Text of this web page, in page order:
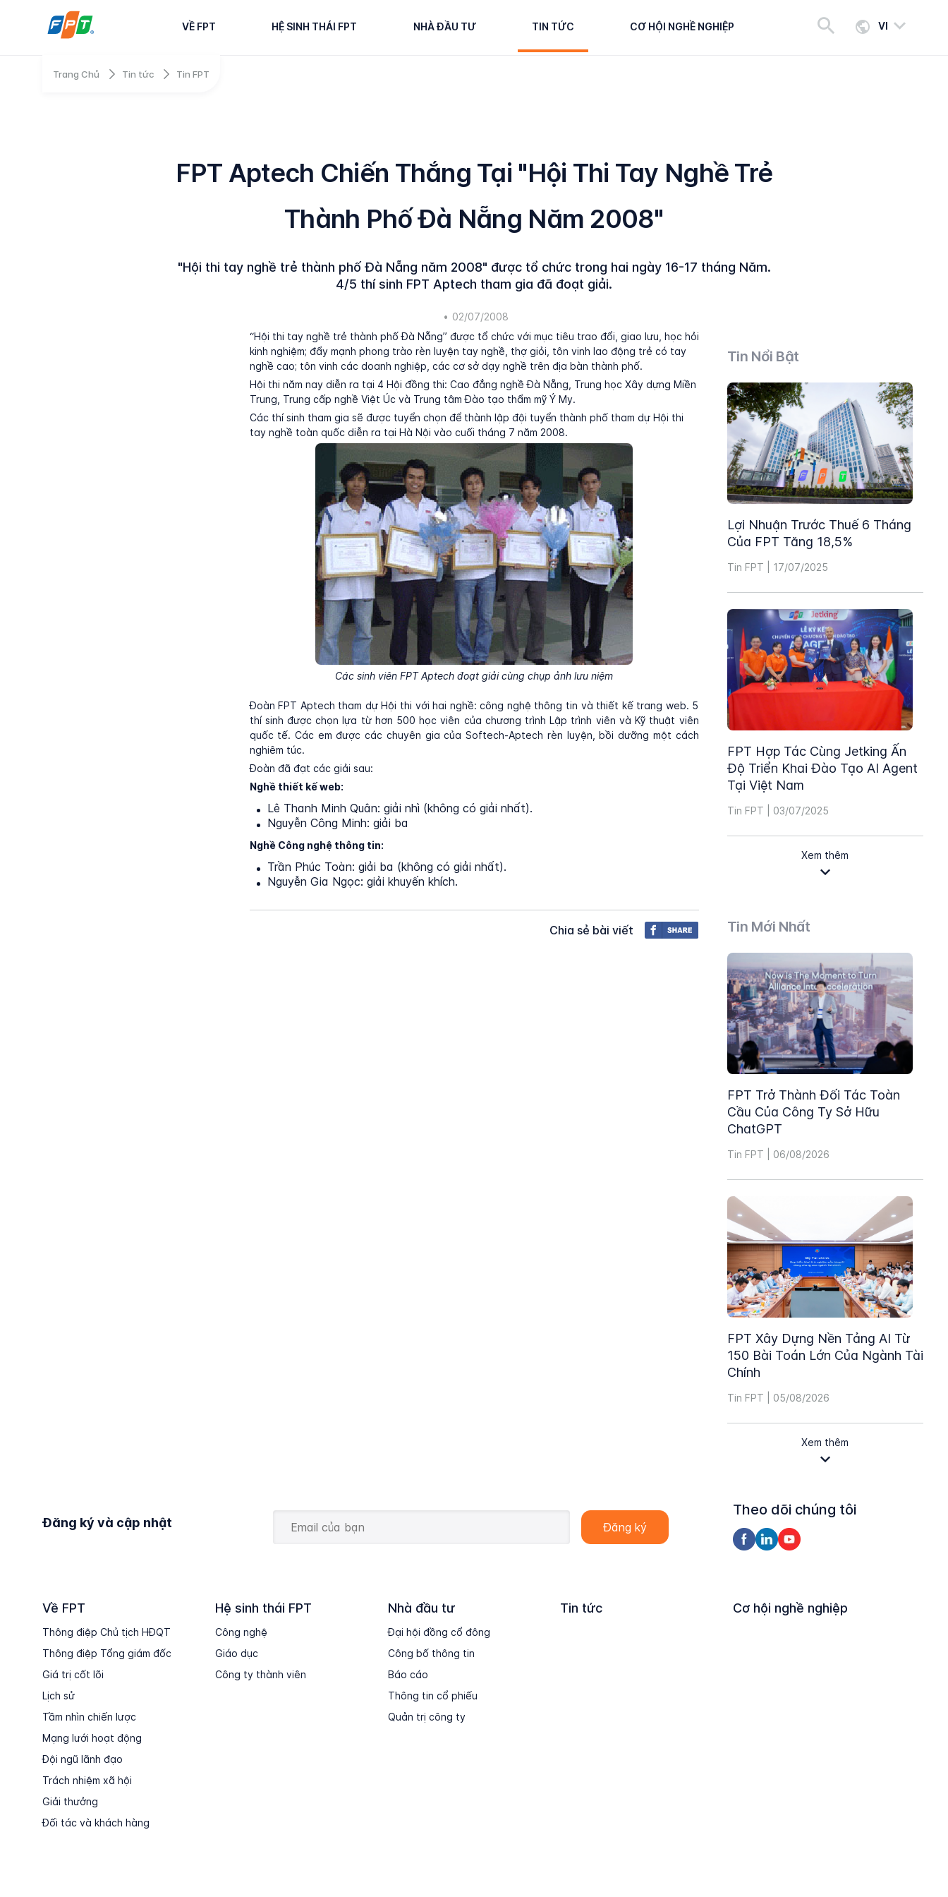
VỀ FPT HỆ SINH THÁI FPT NHÀ ĐẦU TƯ TIN TỨC CƠ HỘI NGHỀ NGHIỆP VI
Trang Chủ Tin tức Tin FPT
FPT Aptech Chiến Thắng Tại "Hội Thi Tay Nghề Trẻ
Thành Phố Đà Nẵng Năm 2008"
"Hội thi tay nghề trẻ thành phố Đà Nẵng năm 2008" được tổ chức trong hai ngày 16-17 tháng Năm.
4/5 thí sinh FPT Aptech tham gia đã đoạt giải.
• 02/07/2008
“Hội thi tay nghề trẻ thành phố Đà Nẵng” được tổ chức với mục tiêu trao đổi, giao lưu, học hỏi
kinh nghiệm; đẩy mạnh phong trào rèn luyện tay nghề, thợ giỏi, tôn vinh lao động trẻ có tay
nghề cao; tôn vinh các doanh nghiệp, các cơ sở dạy nghề trên địa bàn thành phố.
Hội thi năm nay diễn ra tại 4 Hội đồng thi: Cao đẳng nghề Đà Nẵng, Trung học Xây dựng Miền
Trung, Trung cấp nghề Việt Úc và Trung tâm Đào tạo thẩm mỹ Ý My.
Các thí sinh tham gia sẽ được tuyển chọn để thành lập đội tuyển thành phố tham dự Hội thi
tay nghề toàn quốc diễn ra tại Hà Nội vào cuối tháng 7 năm 2008.
Các sinh viên FPT Aptech đoạt giải cùng chụp ảnh lưu niệm
Đoàn FPT Aptech tham dự Hội thi với hai nghề: công nghệ thông tin và thiết kế trang web. 5
thí sinh được chọn lựa từ hơn 500 học viên của chương trình Lập trình viên và Kỹ thuật viên
quốc tế. Các em được các chuyên gia của Softech-Aptech rèn luyện, bồi dưỡng một cách
nghiêm túc.
Đoàn đã đạt các giải sau:
Nghề thiết kế web:
Lê Thanh Minh Quân: giải nhì (không có giải nhất).
Nguyễn Công Minh: giải ba
Nghề Công nghệ thông tin:
Trần Phúc Toàn: giải ba (không có giải nhất).
Nguyễn Gia Ngọc: giải khuyến khích.
Chia sẻ bài viết
Tin Nổi Bật
Lợi Nhuận Trước Thuế 6 Tháng
Của FPT Tăng 18,5%
Tin FPT | 17/07/2025
FPT Hợp Tác Cùng Jetking Ấn
Độ Triển Khai Đào Tạo AI Agent
Tại Việt Nam
Tin FPT | 03/07/2025
Xem thêm
Tin Mới Nhất
FPT Trở Thành Đối Tác Toàn
Cầu Của Công Ty Sở Hữu
ChatGPT
Tin FPT | 06/08/2026
FPT Xây Dựng Nền Tảng AI Từ
150 Bài Toán Lớn Của Ngành Tài
Chính
Tin FPT | 05/08/2026
Xem thêm
Đăng ký và cập nhật
Theo dõi chúng tôi
Về FPT
Thông điệp Chủ tịch HĐQT
Thông điệp Tổng giám đốc
Giá trị cốt lõi
Lịch sử
Tầm nhìn chiến lược
Mạng lưới hoạt động
Đội ngũ lãnh đạo
Trách nhiệm xã hội
Giải thưởng
Đối tác và khách hàng
Hệ sinh thái FPT
Công nghệ
Giáo dục
Công ty thành viên
Nhà đầu tư
Đại hội đồng cổ đông
Công bố thông tin
Báo cáo
Thông tin cổ phiếu
Quản trị công ty
Tin tức Cơ hội nghề nghiệp